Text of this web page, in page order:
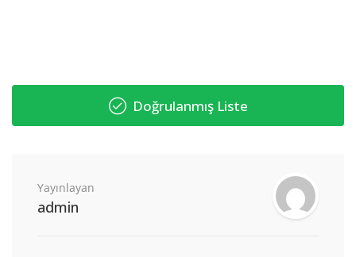
Doğrulanmış Liste
Yayınlayan
admin